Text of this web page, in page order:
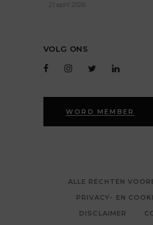
21 april 2026
VOLG ONS
WORD MEMBER
ALLE RECHTEN
PRIVACY- EN
DISCLAIMER